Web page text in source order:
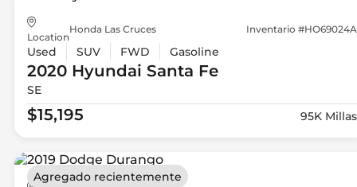
Location
Honda Las Cruces Inventario #HO69024A
Used SUV FWD Gasoline
2020 Hyundai Santa Fe
SE
$15,195 95K Millas
Agregado recientemente